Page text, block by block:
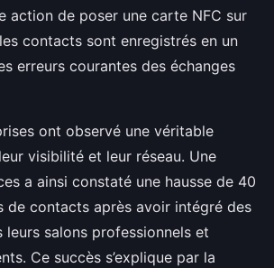
action de poser une carte NFC sur
contacts sont enregistrés en un
erreurs courantes des échanges
ont observé une véritable
visibilité et leur réseau. Une
a ainsi constaté une hausse de 40
de contacts après avoir intégré des
leurs salons professionnels et
Ce succès s’explique par la